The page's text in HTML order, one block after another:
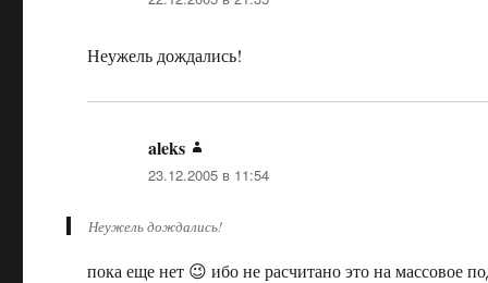
Неужель дождались!
aleks
23.12.2005 в 11:54
Неужель дождались!
пока еще нет 😉 ибо не расчитано это на массовое